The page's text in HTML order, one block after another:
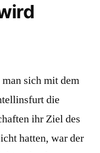
sich mit dem
die
ihr Ziel des
hatten, war der